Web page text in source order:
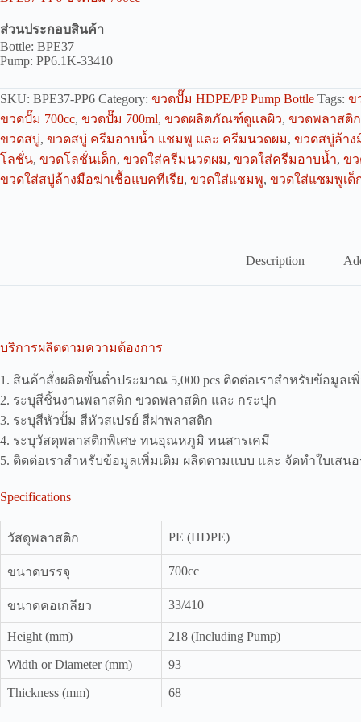
ส่วนประกอบสินค้า
Bottle: BPE37
Pump: PP6.1K-33410
SKU: BPE37-PP6 Category: ขวดปั๊ม HDPE/PP Pump Bottle Tags: ข
ขวดปั๊ม 700cc, ขวดปั๊ม 700ml, ขวดผลิตภัณฑ์ดูแลผิว, ขวดพลาสติก
ขวดสบู่, ขวดสบู่ ครีมอาบน้ำ แชมพู และ ครีมนวดผม, ขวดสบู่ล้าง
โลชั่น, ขวดโลชั่นเด็ก, ขวดใส่ครีมนวดผม, ขวดใส่ครีมอาบน้ำ, ขว
ขวดใส่สบู่ล้างมือฆ่าเชื้อแบคทีเรีย, ขวดใส่แชมพู, ขวดใส่แชมพูเด็
Description
บริการผลิตตามความต้องการ
1. สินค้าสั่งผลิตขั้นต่ำประมาณ 5,000 pcs ติดต่อเราสำหรับข้อมูลเ
2. ระบุสีชิ้นงานพลาสติก ขวดพลาสติก และ กระปุก
3. ระบุสีหัวปั้ม สีหัวสเปรย์ สีฝาพลาสติก
4. ระบุวัสดุพลาสติกพิเศษ ทนอุณหภูมิ ทนสารเคมี
5. ติดต่อเราสำหรับข้อมูลเพิ่มเติม ผลิตตามแบบ และ จัดทำใบเสน
Specifications
วัสดุพลาสติก PE (HDPE)
ขนาดบรรจุ 700cc
ขนาดคอเกลียว 33/410
Height (mm) 218 (Including Pump)
Width or Diameter (mm) 93
Thickness (mm) 68